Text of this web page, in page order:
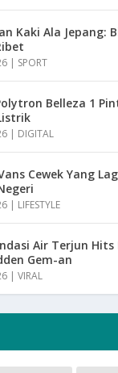
Kaki Ala Jepang:
| SPORT
Belleza 1
| DIGITAL
Cewek Yang
| LIFESTYLE
Air Terjun Hits
Gem-an
|VIRAL